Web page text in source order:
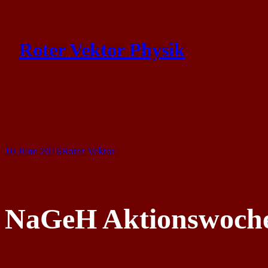
content
Roter Vektor Physik
10 June 2016Roter Vektor
NaGeH